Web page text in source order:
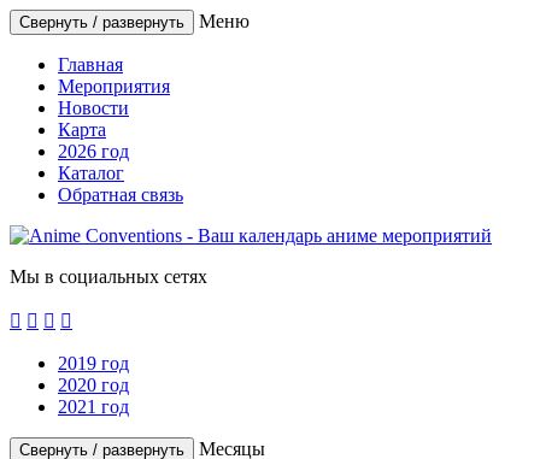
Свернуть / развернуть Меню
Главная
Мероприятия
Новости
Карта
2026 год
Каталог
Обратная связь
Мы в социальных сетях
   
2019 год
2020 год
2021 год
Свернуть / развернуть Месяцы